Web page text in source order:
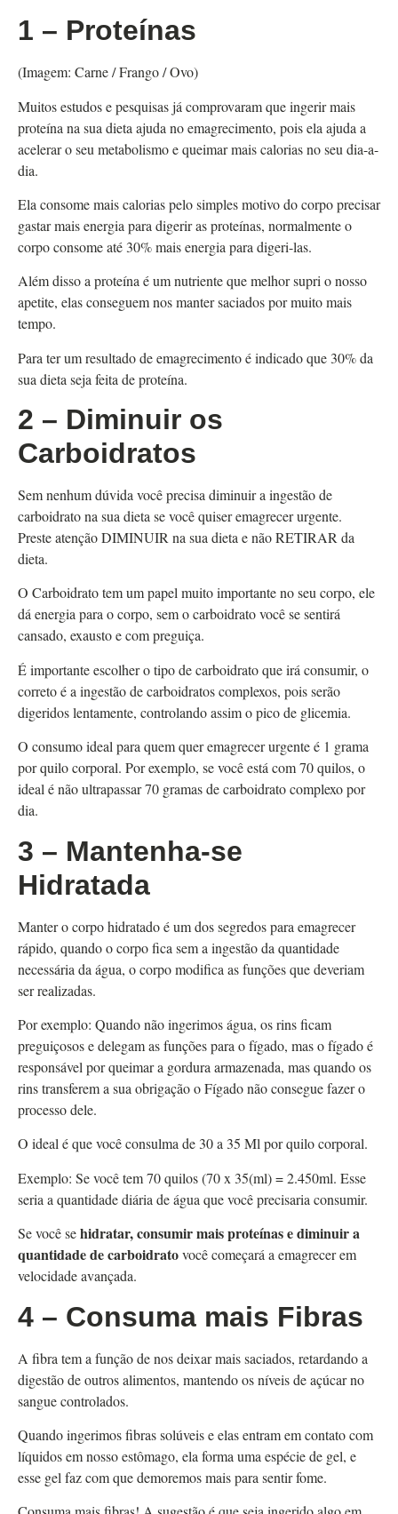
1 – Proteínas
(Imagem: Carne / Frango / Ovo)
Muitos estudos e pesquisas já comprovaram que ingerir mais
proteína na sua dieta ajuda no emagrecimento, pois ela ajuda a
acelerar o seu metabolismo e queimar mais calorias no seu dia-a-
dia.
Ela consome mais calorias pelo simples motivo do corpo precisar
gastar mais energia para digerir as proteínas, normalmente o
corpo consome até 30% mais energia para digeri-las.
Além disso a proteína é um nutriente que melhor supri o nosso
apetite, elas conseguem nos manter saciados por muito mais
tempo.
Para ter um resultado de emagrecimento é indicado que 30% da
sua dieta seja feita de proteína.
2 – Diminuir os
Carboidratos
Sem nenhum dúvida você precisa diminuir a ingestão de
carboidrato na sua dieta se você quiser emagrecer urgente.
Preste atenção DIMINUIR na sua dieta e não RETIRAR da
dieta.
O Carboidrato tem um papel muito importante no seu corpo, ele
dá energia para o corpo, sem o carboidrato você se sentirá
cansado, exausto e com preguiça.
É importante escolher o tipo de carboidrato que irá consumir, o
correto é a ingestão de carboidratos complexos, pois serão
digeridos lentamente, controlando assim o pico de glicemia.
O consumo ideal para quem quer emagrecer urgente é 1 grama
por quilo corporal. Por exemplo, se você está com 70 quilos, o
ideal é não ultrapassar 70 gramas de carboidrato complexo por
dia.
3 – Mantenha-se
Hidratada
Manter o corpo hidratado é um dos segredos para emagrecer
rápido, quando o corpo fica sem a ingestão da quantidade
necessária da água, o corpo modifica as funções que deveriam
ser realizadas.
Por exemplo: Quando não ingerimos água, os rins ficam
preguiçosos e delegam as funções para o fígado, mas o fígado é
responsável por queimar a gordura armazenada, mas quando os
rins transferem a sua obrigação o Fígado não consegue fazer o
processo dele.
O ideal é que você consulma de 30 a 35 Ml por quilo corporal.
Exemplo: Se você tem 70 quilos (70 x 35(ml) = 2.450ml. Esse
seria a quantidade diária de água que você precisaria consumir.
Se você sehidratar, consumir mais proteínas e diminuir a
quantidade de carboidratovocê começará a emagrecer em
velocidade avançada.
4 – Consuma mais Fibras
A fibra tem a função de nos deixar mais saciados, retardando a
digestão de outros alimentos, mantendo os níveis de açúcar no
sangue controlados.
Quando ingerimos fibras solúveis e elas entram em contato com
líquidos em nosso estômago, ela forma uma espécie de gel, e
esse gel faz com que demoremos mais para sentir fome.